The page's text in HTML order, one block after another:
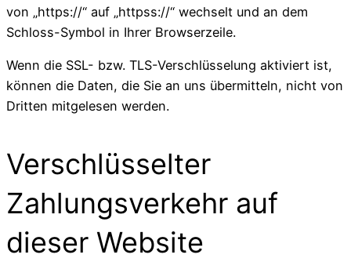
von „https://“ auf „httpss://“ wechselt und an dem
Schloss-Symbol in Ihrer Browserzeile.
Wenn die SSL- bzw. TLS-Verschlüsselung aktiviert ist,
können die Daten, die Sie an uns übermitteln, nicht von
Dritten mitgelesen werden.
Verschlüsselter
Zahlungsverkehr auf
dieser Website